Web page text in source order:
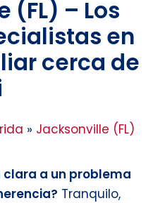
(FL) – Los
en
cerca de
» Jacksonville (FL)
clara a un problema
Tranquilo,